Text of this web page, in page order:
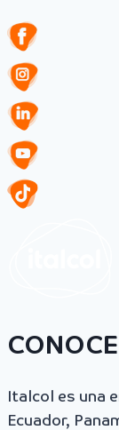
Italcol es una
Ecuador,